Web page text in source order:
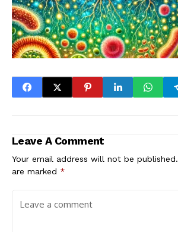
Leave A Comment
Your email address will not be published.
are marked *